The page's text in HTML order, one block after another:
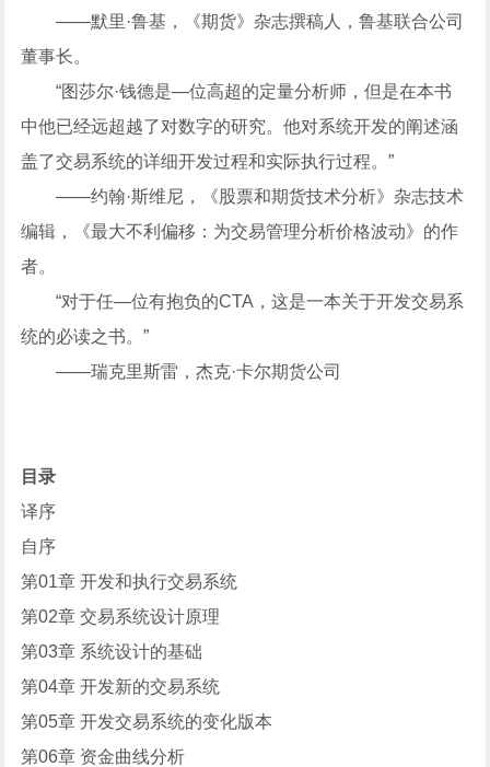
——默里·鲁基，《期货》杂志撰稿人，鲁基联合公司
董事长。
“图莎尔·钱德是—位高超的定量分析师，但是在本书
中他已经远超越了对数字的研究。他对系统开发的阐述涵
盖了交易系统的详细开发过程和实际执行过程。”
——约翰·斯维尼，《股票和期货技术分析》杂志技术
编辑，《最大不利偏移：为交易管理分析价格波动》的作
者。
“对于任—位有抱负的CTA，这是一本关于开发交易系
统的必读之书。”
——瑞克里斯雷，杰克·卡尔期货公司
目录
译序
自序
第01章 开发和执行交易系统
第02章 交易系统设计原理
第03章 系统设计的基础
第04章 开发新的交易系统
第05章 开发交易系统的变化版本
第06章 资金曲线分析